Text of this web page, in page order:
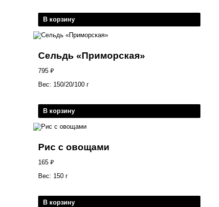
В корзину
Сельдь «Приморская»
795 ₽
Вес: 150/20/100 г
В корзину
Рис с овощами
165 ₽
Вес: 150 г
В корзину